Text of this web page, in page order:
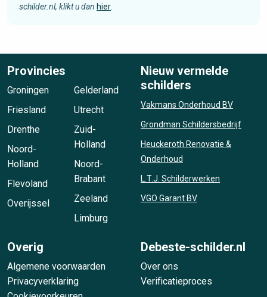
schilder.nl, klikt u dan hier
Provincies
Groningen
Friesland
Drenthe
Noord-
Holland
Flevoland
Overijssel
Gelderland
Utrecht
Zuid-
Holland
Noord-
Brabant
Zeeland
Limburg
Nieuw vermelde
schilders
Vakmans Onderhoud BV
Grondman Schildersbedrijf
Heuckeroth Renovatie &
Onderhoud
L.T.J. Schilderwerken
VGO Garant BV
Overig
Algemene voorwaarden
Privacyverklaring
Debeste-schilder.nl
Over ons
Verificatieproces